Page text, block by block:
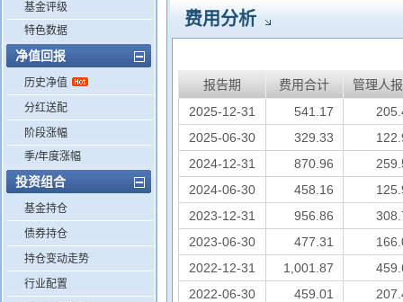
基金评级
特色数据
净值回报
历史净值
分红送配
阶段涨幅
季/年度涨幅
投资组合
基金持仓
债券持仓
持仓变动走势
行业配置
费用分析
报告期 费用合计
管理人
2025-12-31
541.17
2025-06-30
329.33
2024-12-31
870.96
2024-06-30
458.16
2023-12-31
956.86
2023-06-30
477.31
2022-12-31
1,001.87
2022-06-30
459.01